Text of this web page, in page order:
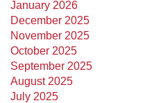
January 2026
December 2025
November 2025
October 2025
September 2025
August 2025
July 2025